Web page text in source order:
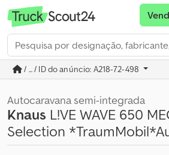
/ ... / ID do anúncio: A218-72-498
Autocaravana semi-integrada
Knaus L!VE WAVE 650
Selection